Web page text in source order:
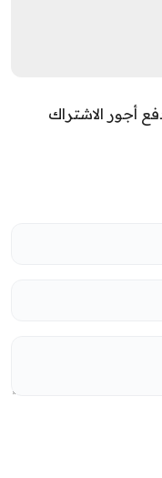
أجور الاشتراك